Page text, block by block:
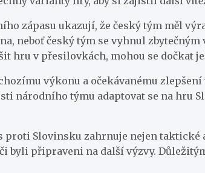
zápasu ukazují, že český tým měl
neboť český tým se vyhnul
hru v přesilovkách, mohou se dočkat
výkonu a očekávanému
národního týmu adaptovat se na hru
proti Slovinsku zahrnuje nejen
byli připraveni na další výzvy.